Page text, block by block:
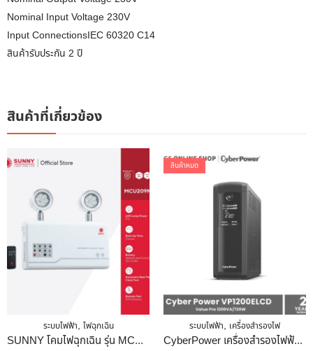
Nominal Input Voltage 230V
Input ConnectionsIEC 60320 C14
สินค้ารับประกัน 2 ปี
สินค้าที่เกี่ยวข้อง
ระบบไฟฟ้า, ไฟฉุกเฉิน
SUNNY โคมไฟฉุกเฉิน รุ่น MCU209NC3 LED 9W สำรองไฟได้นาน 3 ชม.| รองรับระบบ Auto Test – Remote Off White
สินค้าหมด
ระบบไฟฟ้า, เครื่องสำรองไฟ
CyberPower เครื่องสำรองไฟฟ้า รุ่น VP1200ELCD, 1200VA/720W